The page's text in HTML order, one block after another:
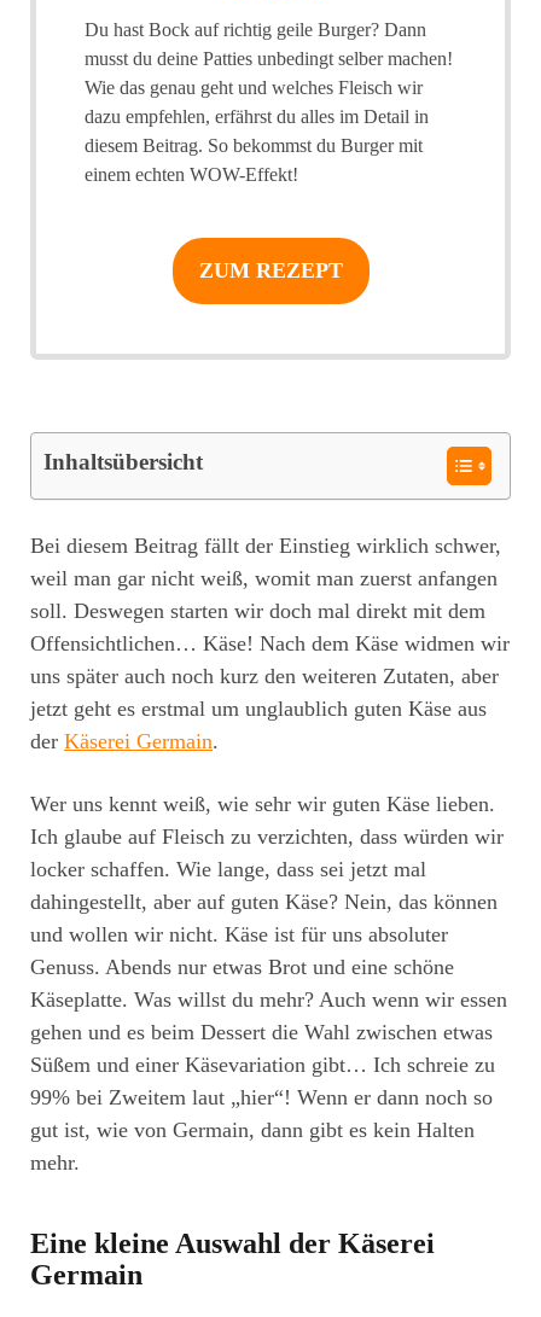
Du hast Bock auf richtig geile Burger? Dann
musst du deine Patties unbedingt selber machen!
Wie das genau geht und welches Fleisch wir
dazu empfehlen, erfährst du alles im Detail in
diesem Beitrag. So bekommst du Burger mit
einem echten WOW-Effekt!
ZUM REZEPT
Inhaltsübersicht
Bei diesem Beitrag fällt der Einstieg wirklich schwer,
weil man gar nicht weiß, womit man zuerst anfangen
soll. Deswegen starten wir doch mal direkt mit dem
Offensichtlichen… Käse! Nach dem Käse widmen wir
uns später auch noch kurz den weiteren Zutaten, aber
jetzt geht es erstmal um unglaublich guten Käse aus
der Käserei Germain.
Wer uns kennt weiß, wie sehr wir guten Käse lieben.
Ich glaube auf Fleisch zu verzichten, dass würden wir
locker schaffen. Wie lange, dass sei jetzt mal
dahingestellt, aber auf guten Käse? Nein, das können
und wollen wir nicht. Käse ist für uns absoluter
Genuss. Abends nur etwas Brot und eine schöne
Käseplatte. Was willst du mehr? Auch wenn wir essen
gehen und es beim Dessert die Wahl zwischen etwas
Süßem und einer Käsevariation gibt… Ich schreie zu
99% bei Zweitem laut „hier“! Wenn er dann noch so
gut ist, wie von Germain, dann gibt es kein Halten
mehr.
Eine kleine Auswahl der Käserei
Germain